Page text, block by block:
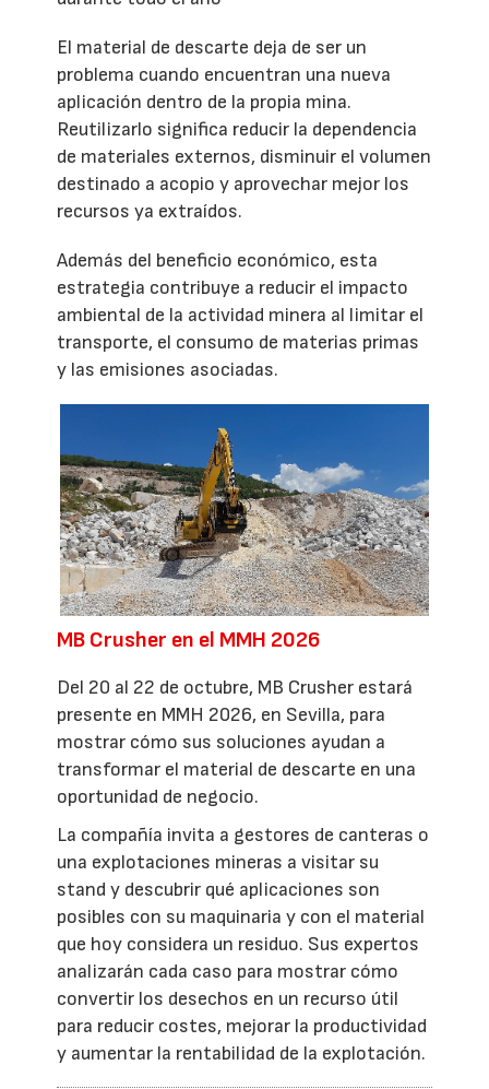
El material de descarte deja de ser un
problema cuando encuentran una nueva
aplicación dentro de la propia mina.
Reutilizarlo significa reducir la dependencia
de materiales externos, disminuir el volumen
destinado a acopio y aprovechar mejor los
recursos ya extraídos.
Además del beneficio económico, esta
estrategia contribuye a reducir el impacto
ambiental de la actividad minera al limitar el
transporte, el consumo de materias primas
y las emisiones asociadas.
MB Crusher en el MMH 2026
Del 20 al 22 de octubre, MB Crusher estará
presente en MMH 2026, en Sevilla, para
mostrar cómo sus soluciones ayudan a
transformar el material de descarte en una
oportunidad de negocio.
La compañía invita a gestores de canteras o
una explotaciones mineras a visitar su
stand y descubrir qué aplicaciones son
posibles con su maquinaria y con el material
que hoy considera un residuo. Sus expertos
analizarán cada caso para mostrar cómo
convertir los desechos en un recurso útil
para reducir costes, mejorar la productividad
y aumentar la rentabilidad de la explotación.